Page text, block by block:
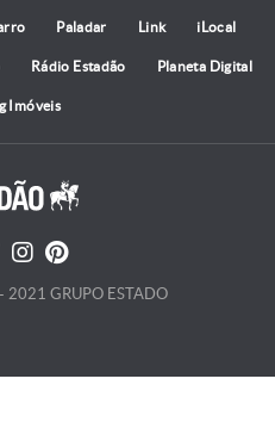
Paladar Link iLocal
Rádio Estadão Planeta Digital
Imóveis
GRUPO ESTADO